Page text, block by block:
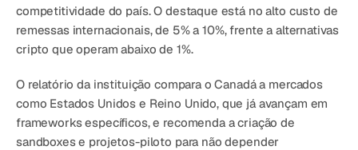
competitividade do país. O destaque está no alto custo de
remessas internacionais, de 5% a 10%, frente a alternativas
cripto que operam abaixo de 1%.
O relatório da instituição compara o Canadá a mercados
como Estados Unidos e Reino Unido, que já avançam em
frameworks específicos, e recomenda a criação de
sandboxes e projetos-piloto para não depender